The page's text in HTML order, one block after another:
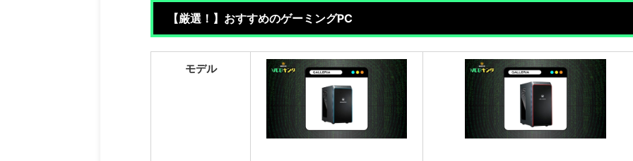
【厳選！】おすすめのゲーミングPC
モデル